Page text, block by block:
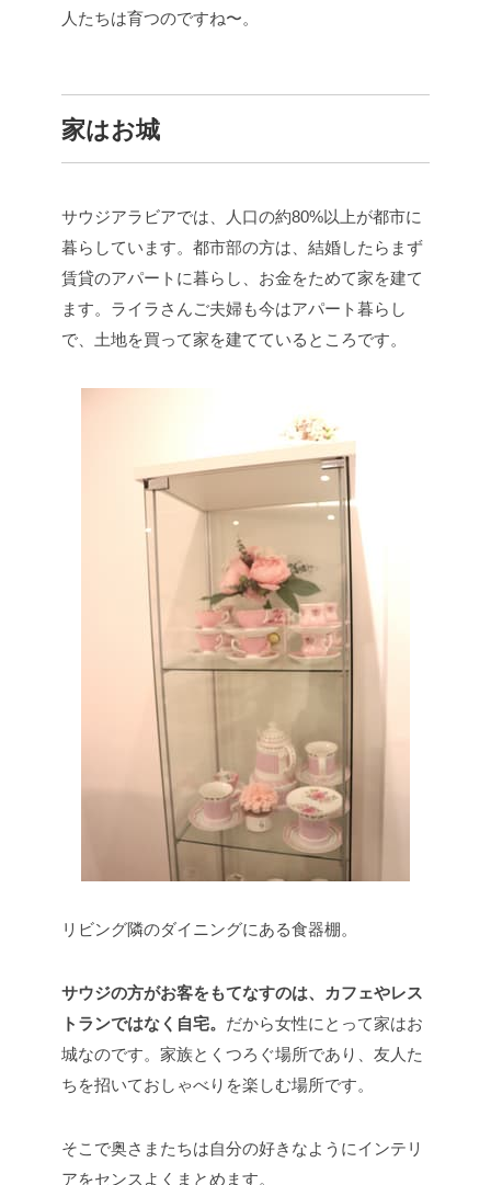
人たちは育つのですね〜。
家はお城
サウジアラビアでは、人口の約80%以上が都市に
暮らしています。都市部の方は、結婚したらまず
賃貸のアパートに暮らし、お金をためて家を建て
ます。ライラさんご夫婦も今はアパート暮らし
で、土地を買って家を建てているところです。
リビング隣のダイニングにある食器棚。
サウジの方がお客をもてなすのは、カフェやレス
トランではなく自宅。 だから女性にとって家はお
城なのです。家族とくつろぐ場所であり、友人た
ちを招いておしゃべりを楽しむ場所です。
そこで奥さまたちは自分の好きなようにインテリ
アをセンスよくまとめます。